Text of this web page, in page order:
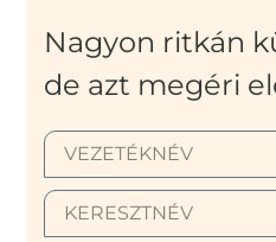
Nagyon ritkán
de azt megéri